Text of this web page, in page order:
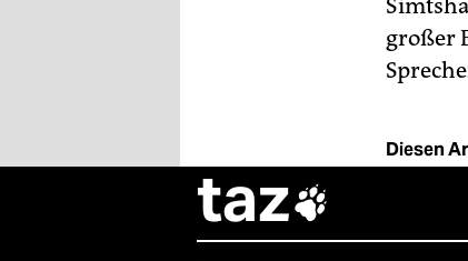
shop
fragen & hilfe
großer
Diesen
taz